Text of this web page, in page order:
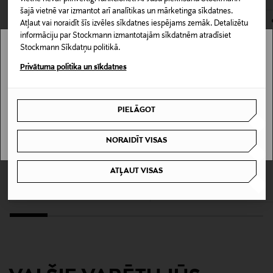
šajā vietnē var izmantot arī analītikas un mārketinga sīkdatnes.
Atļaut vai noraidīt šīs izvēles sīkdatnes iespējams zemāk. Detalizētu
informāciju par Stockmann izmantotajām sīkdatnēm atradīsiet
Stockmann Sīkdatņu politikā.
Privātuma politika un sīkdatnes
PIELĀGOT
NORAIDĪT VISAS
ATĻAUT VISAS
Materiāls
95% kokvilna, 5% elastāns
Kopšanas instrukcijas
temperatūrā, gludināt zemā temperatūrā, nedrīkst
VJETNAMA
50475273
KUPONA PRIEKŠROCĪBA KUPONA PRIEKŠROCĪBA
TOMMY HILFIGER
Stockmann nav pieejams tavā valstī.
I UNDERSTAND